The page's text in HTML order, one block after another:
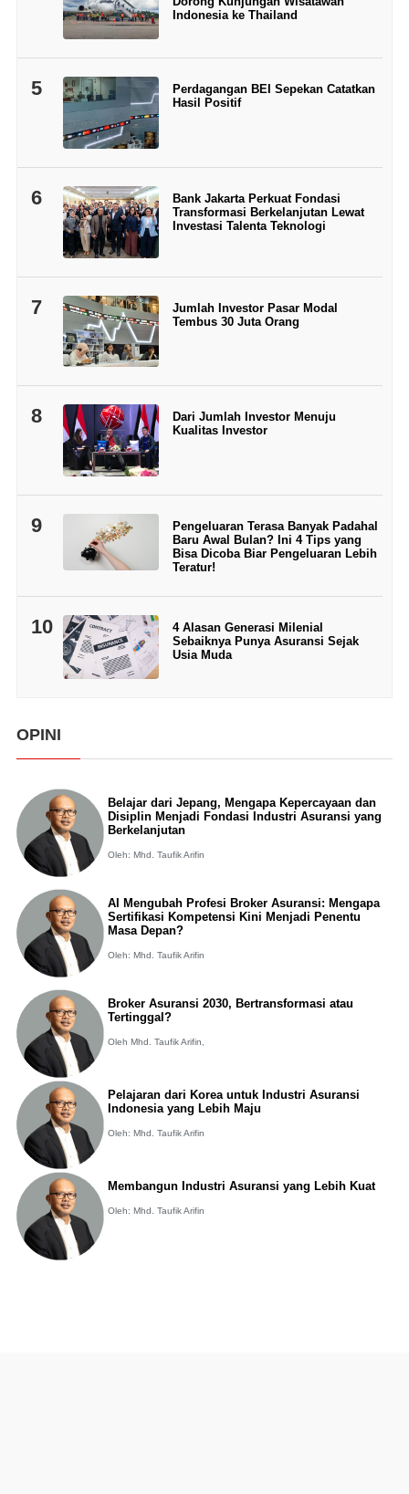
Indonesia ke Thailand
5
Perdagangan BEI Sepekan Catatkan
Hasil Positif
6
Bank Jakarta Perkuat Fondasi
Transformasi Berkelanjutan Lewat
Investasi Talenta Teknologi
7
Jumlah Investor Pasar Modal
Tembus 30 Juta Orang
8
Dari Jumlah Investor Menuju
Kualitas Investor
9
Pengeluaran Terasa Banyak Padahal
Baru Awal Bulan? Ini 4 Tips yang
Bisa Dicoba Biar Pengeluaran Lebih
Teratur!
10
4 Alasan Generasi Milenial
Sebaiknya Punya Asuransi Sejak
Usia Muda
OPINI
Belajar dari Jepang, Mengapa Kepercayaan dan
Disiplin Menjadi Fondasi Industri Asuransi yang
Berkelanjutan
Oleh: Mhd. Taufik Arifin
AI Mengubah Profesi Broker Asuransi: Mengapa
Sertifikasi Kompetensi Kini Menjadi Penentu
Masa Depan?
Oleh: Mhd. Taufik Arifin
Broker Asuransi 2030, Bertransformasi atau
Tertinggal?
Oleh Mhd. Taufik Arifin,
Pelajaran dari Korea untuk Industri Asuransi
Indonesia yang Lebih Maju
Oleh: Mhd. Taufik Arifin
Membangun Industri Asuransi yang Lebih Kuat
Oleh: Mhd. Taufik Arifin